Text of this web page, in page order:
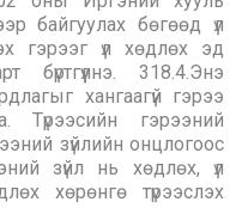
байгуулах бөгөөд үл
гэрээг үл хөдлөх эд
бүртгүүлнэ. 318.4.Энэ
хангаагүй гэрээ
Түрээсийн гэрээний
зүйлийн онцлогоос
зүйл нь хөдлөх, үл
хөрөнгө түрээслэх